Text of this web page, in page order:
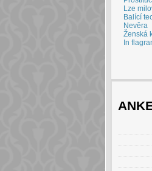
Lze
Balící
Nevěra
Ženská
In